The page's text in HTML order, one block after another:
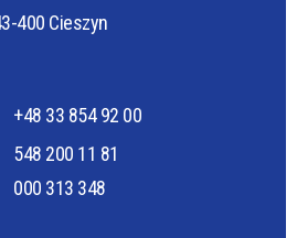
400 Cieszyn
+48 33 854 92 00
548 200 11 81
000 313 348